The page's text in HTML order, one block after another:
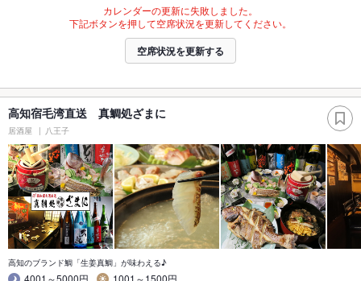
カレンダーの更新に失敗しました。
下記ボタンを押して空席状況を更新してください。
空席状況を更新する
高知宿毛湾直送 真鯛処ざまに
居酒屋 八王子
高知のブランド鯛「生姜真鯛」が味わえる♪
4001～5000円
1001～1500円